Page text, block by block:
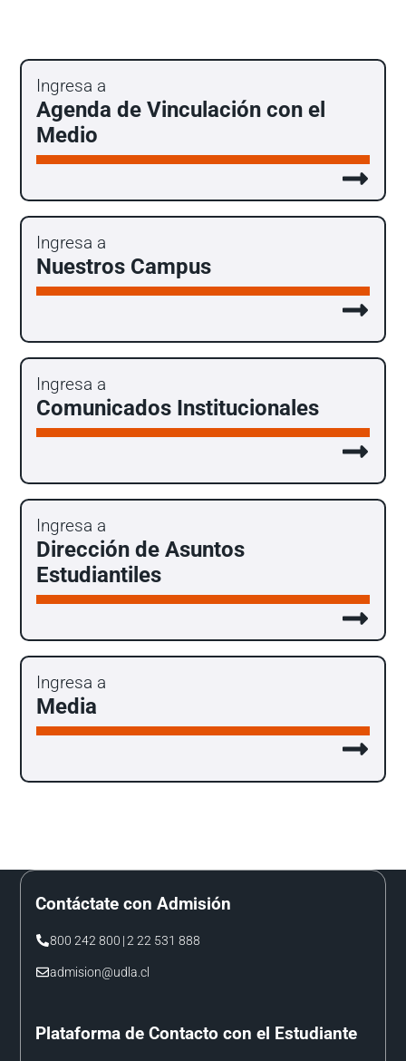
Ingresa a
Agenda de Vinculación con el
Medio
Ingresa a
Nuestros Campus
Ingresa a
Comunicados Institucionales
Ingresa a
Dirección de Asuntos
Estudiantiles
Ingresa a
Media
Contáctate con Admisión
800 242 800 | 2 22 531 888
admision@udla.cl
Plataforma de Contacto con el Estudiante